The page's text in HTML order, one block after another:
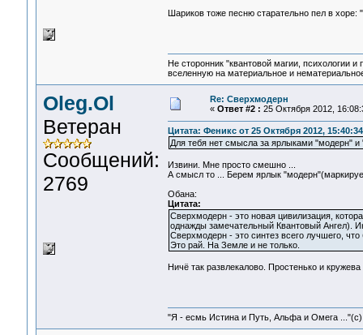
Шариков тоже песню старательно пел в
Не сторонник "квантовой магии, психологии
вселенную на материальное и
Oleg.Ol
Ветеран
Сообщений:
2769
Re: Сверхмодерн
« Ответ #2 : 25 Октября 2012,
Цитата: Феникс от 25 Октября 2012, 15:40:34
Для тебя нет смысла за ярлыками "модерн"
Извини. Мне просто смешно ...
А смысл то ... Берем ярлык
Обана:
Цитата:
Сверхмодерн - это новая цивилизация,
однажды замечательный Квантовый Ангел).
Сверхмодерн - это синтез всего лучшего,
Это рай. На Земле и не только.
Ничё так развлекалово. Простенько и
"Я - есмь Истина и Путь, Альфа и Омега ..."(с)